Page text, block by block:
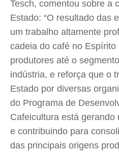
Tesch, comentou sobre a
Estado: “O resultado das
um trabalho altamente
cadeia do café no Espírito
produtores até o
indústria, e reforça que o
Estado por diversas
do Programa de
Cafeicultura está
e contribuindo para
das principais origens